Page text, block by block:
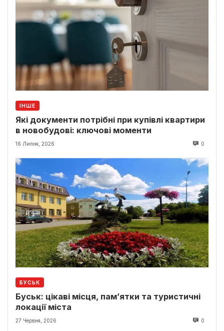
ІНШЕ
Які документи потрібні при купівлі квартири
в новобудові: ключові моменти
16 Липня, 2026 0
БУСЬК
Буськ: цікаві місця, пам’ятки та туристичні
локації міста
27 Червня, 2026 0